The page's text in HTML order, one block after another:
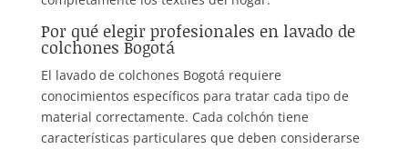
Por qué elegir profesionales en lavado de
colchones Bogotá
El lavado de colchones Bogotá requiere
conocimientos específicos para tratar cada tipo de
material correctamente. Cada colchón tiene
características particulares que deben considerarse